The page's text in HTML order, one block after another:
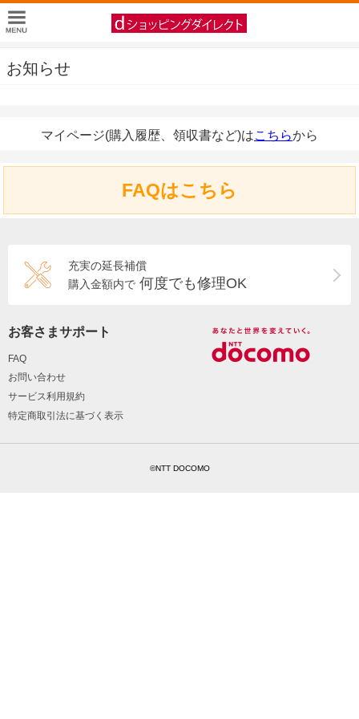
お知らせ
マイページ(購入履歴、領収書など)はこちらから
FAQはこちら
充実の延長補償
購入金額内で 何度でも修理OK
お客さまサポート
FAQ
お問い合わせ
サービス利用規約
特定商取引法に基づく表示
©NTT DOCOMO